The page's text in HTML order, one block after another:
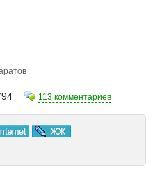
113 комментариев